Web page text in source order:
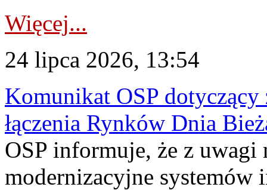
Więcej...
24 lipca 2026, 13:54
Komunikat OSP dotyczący
łączenia Rynków Dnia
OSP informuje, że z uwagi
modernizacyjne